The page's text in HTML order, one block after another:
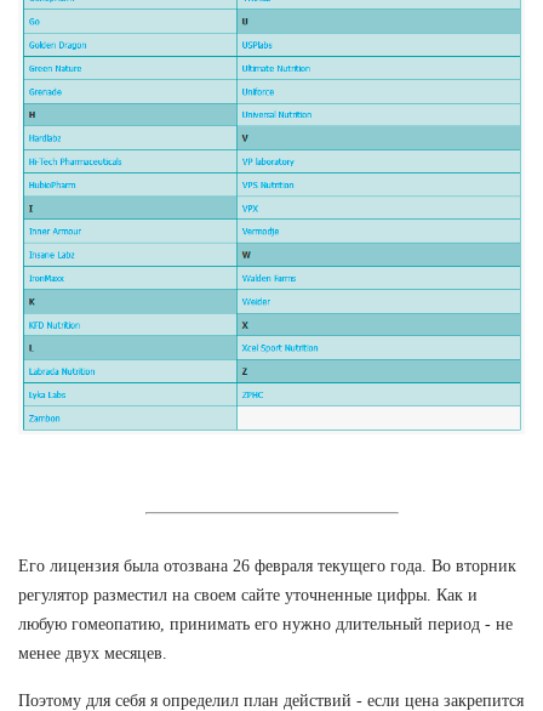
Его лицензия была отозвана 26 февраля текущего года. Во вторник
регулятор разместил на своем сайте уточненные цифры. Как и
любую гомеопатию, принимать его нужно длительный период - не
менее двух месяцев.
Поэтому для себя я определил план действий - если цена закрепится